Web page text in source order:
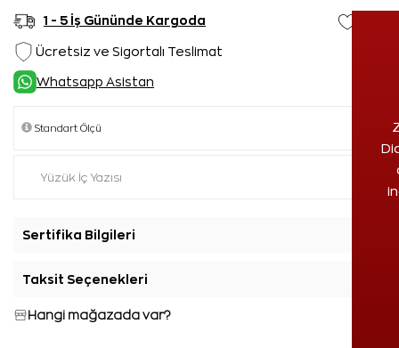
1 - 5 İş Gününde Kargoda
Ücretsiz ve Sigortalı Teslimat
Whatsapp Asistan
Sertifika Bilgileri
Taksit Seçenekleri
Hangi mağazada var?